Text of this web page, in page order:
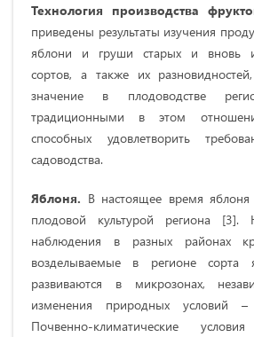
Технология производства
приведены результаты изучения
яблони и груши старых и вновь
сортов, а также их
значение в плодоводстве
традиционными в этом
способных удовлетворить
садоводства.
Яблоня. В настоящее время яблоня
плодовой культурой региона [3].
наблюдения в разных районах
возделываемые в регионе сорта
развиваются в микрозонах,
изменения природных условий
Почвенно-климатические